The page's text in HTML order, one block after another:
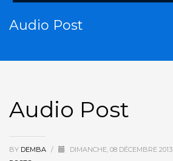
Audio Post
Audio Post
BY DEMBA / DIMANCHE, 08 DÉCEMBRE 2013